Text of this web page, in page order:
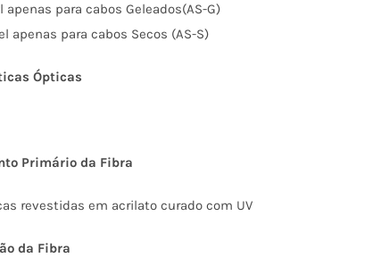
apenas para cabos Geleados(AS-G)
apenas para cabos Secos (AS-S)
Ópticas
Primário da Fibra
revestidas em acrilato curado com UV
da Fibra